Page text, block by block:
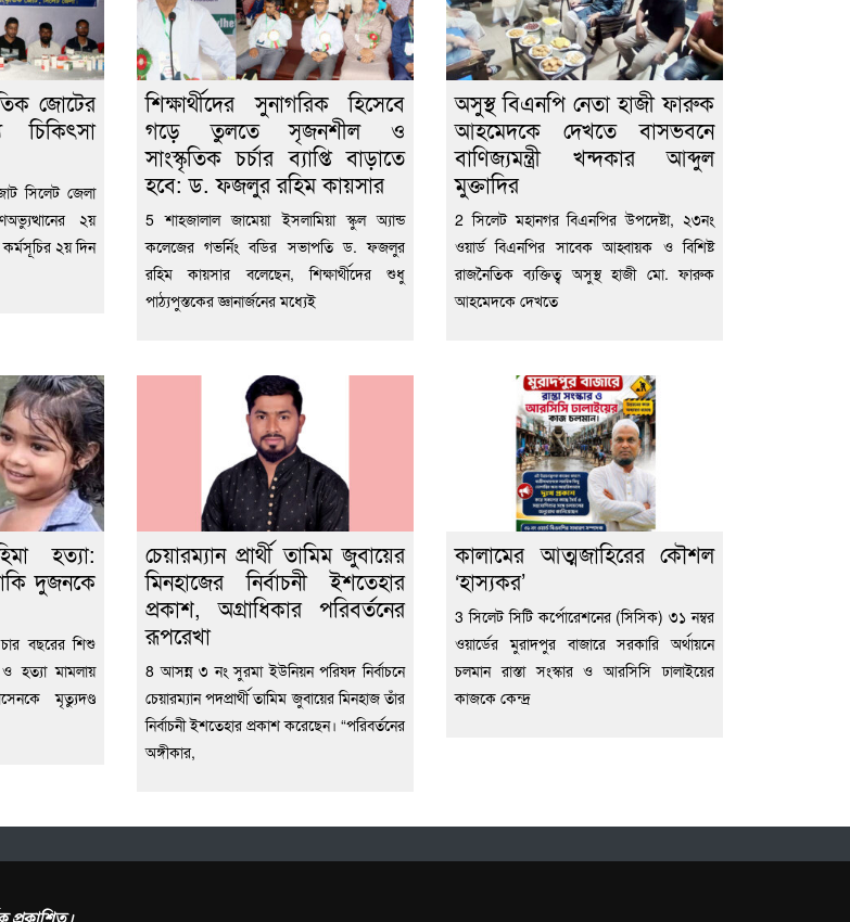
জোটের
চিকিৎসা
সিলেট জেলা
২য়
কর্মসূচির ২য় দিন
শিক্ষার্থীদের সুনাগরিক হিসেবে
গড়ে তুলতে সৃজনশীল ও
সাংস্কৃতিক চর্চার ব্যাপ্তি বাড়াতে
হবে: ড. ফজলুর রহিম কায়সার
5 শাহজালাল জামেয়া ইসলামিয়া স্কুল অ্যান্ড
কলেজের গভর্নিং বডির সভাপতি ড. ফজলুর
রহিম কায়সার বলেছেন, শিক্ষার্থীদের শুধু
পাঠ্যপুস্তকের জ্ঞানার্জনের মধ্যেই
অসুস্থ বিএনপি নেতা হাজী ফারুক
আহমেদকে দেখতে বাসভবনে
বাণিজ্যমন্ত্রী খন্দকার আব্দুল
মুক্তাদির
2 সিলেট মহানগর বিএনপির উপদেষ্টা, ২৩নং
ওয়ার্ড বিএনপির সাবেক আহ্বায়ক ও বিশিষ্ট
রাজনৈতিক ব্যক্তিত্ব অসুস্থ হাজী মো. ফারুক
আহমেদকে দেখতে
হত্যা:
দুজনকে
বছরের শিশু
ও হত্যা মামলায়
মৃত্যুদণ্ড
চেয়ারম্যান প্রার্থী তামিম জুবায়ের
মিনহাজের নির্বাচনী ইশতেহার
প্রকাশ, অগ্রাধিকার পরিবর্তনের
রূপরেখা
8 আসন্ন ৩ নং সুরমা ইউনিয়ন পরিষদ নির্বাচনে
চেয়ারম্যান পদপ্রার্থী তামিম জুবায়ের মিনহাজ তাঁর
নির্বাচনী ইশতেহার প্রকাশ করেছেন। “পরিবর্তনের
অঙ্গীকার,
কালামের আত্মজাহিরের কৌশল
‘হাস্যকর’
3 সিলেট সিটি কর্পোরেশনের (সিসিক) ৩১ নম্বর
ওয়ার্ডের মুরাদপুর বাজারে সরকারি অর্থায়নে
চলমান রাস্তা সংস্কার ও আরসিসি ঢালাইয়ের
কাজকে কেন্দ্র
প্রকাশিত।